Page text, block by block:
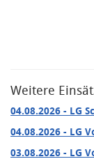
Weitere
04.08.2026 - LG
04.08.2026 - LG
03.08.2026 - LG